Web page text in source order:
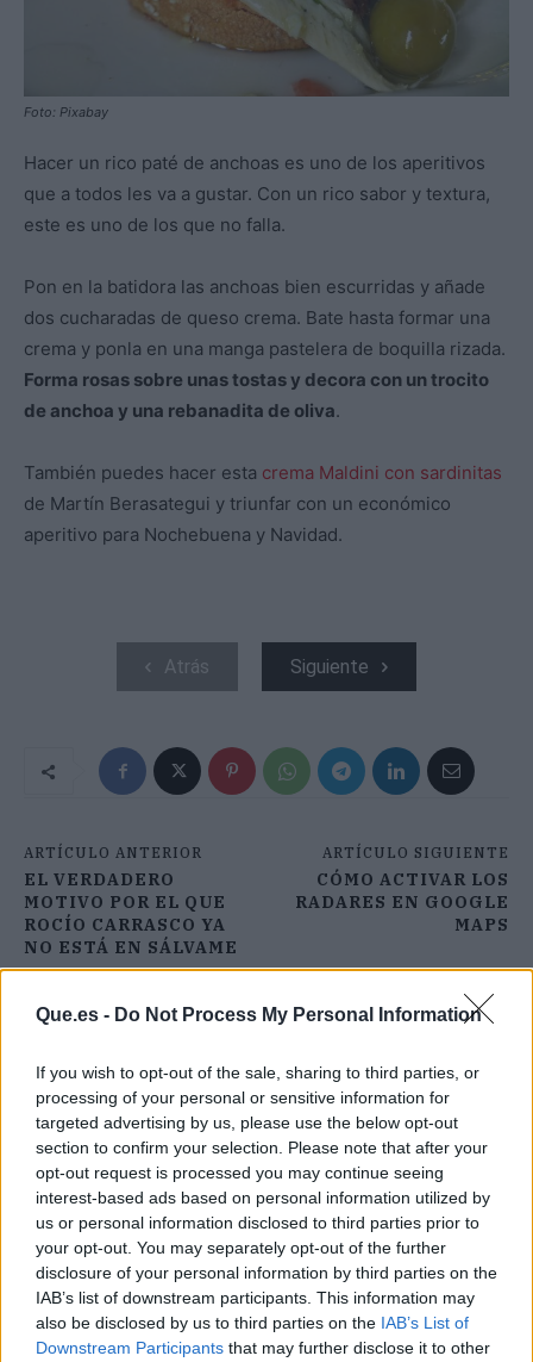
Que.es - Do Not Process My Personal Information
If you wish to opt-out of the sale, sharing to third parties, or
processing of your personal or sensitive information for
targeted advertising by us, please use the below opt-out
section to confirm your selection. Please note that after your
opt-out request is processed you may continue seeing
interest-based ads based on personal information utilized by
us or personal information disclosed to third parties prior to
your opt-out. You may separately opt-out of the further
disclosure of your personal information by third parties on the
IAB’s list of downstream participants. This information may
also be disclosed by us to third parties on the IAB’s List of
Downstream Participants that may further disclose it to other
Foto: Pixabay
Hacer un rico paté de anchoas es uno de los aperitivos
que a todos les va a gustar. Con un rico sabor y textura,
este es uno de los que no falla.
Pon en la batidora las anchoas bien escurridas y añade
dos cucharadas de queso crema. Bate hasta formar una
crema y ponla en una manga pastelera de boquilla rizada.
Forma rosas sobre unas tostas y decora con un trocito
de anchoa y una rebanadita de oliva.
También puedes hacer esta crema Maldini con sardinitas
de Martín Berasategui y triunfar con un económico
aperitivo para Nochebuena y Navidad.
Atrás Siguiente
ARTÍCULO ANTERIOR
EL VERDADERO
MOTIVO POR EL QUE
ROCÍO CARRASCO YA
NO ESTÁ EN SÁLVAME
ARTÍCULO SIGUIENTE
CÓMO ACTIVAR LOS
RADARES EN GOOGLE
MAPS